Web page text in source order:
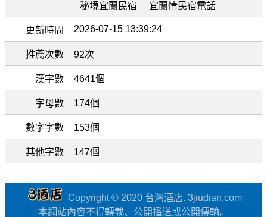
秘境宜蘭民宿
宜蘭情民宿電話
更新時間 2026-07-15 13:39:24
推薦次數 92次
漢字數 4641個
字母數 174個
數字字數 153個
其他字數 147個
Copyright © 2020 台灣酒店. 3jiudian.com
本網站內容不得轉載、公開播送或公開傳輸。